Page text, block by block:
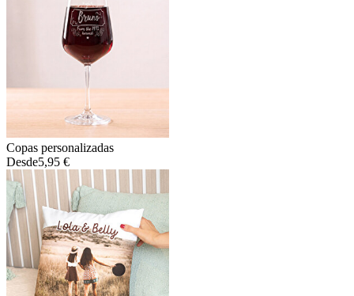
Copas personalizadas
Desde5,95 €